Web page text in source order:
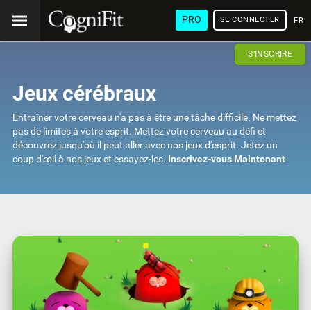
PRO SE CONNECTER
S'INSCRIRE
Jeux cérébraux
Entraîner votre cerveau n'a pas à être une tâche difficile. Ne mettez
pas de limites à votre esprit. Mettez votre cerveau au défi et
découvrez jusqu'où il peut aller avec nos jeux d'esprit. Jetez un
coup d'œil à nos jeux et essayez-les. Inscrivez-vous Maintenant